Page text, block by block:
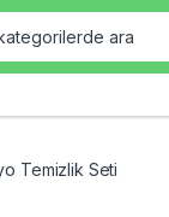
Temizlik Seti